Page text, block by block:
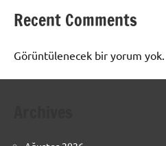
Recent Comments
Görüntülenecek bir yorum yok.